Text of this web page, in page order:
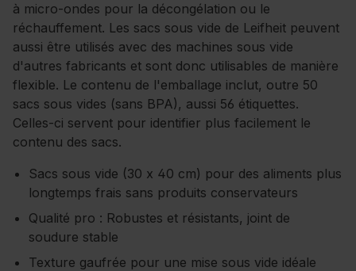
à micro-ondes pour la décongélation ou le
réchauffement. Les sacs sous vide de Leifheit peuvent
aussi être utilisés avec des machines sous vide
d'autres fabricants et sont donc utilisables de manière
flexible. Le contenu de l'emballage inclut, outre 50
sacs sous vides (sans BPA), aussi 56 étiquettes.
Celles-ci servent pour identifier plus facilement le
contenu des sacs.
Sacs sous vide (30 x 40 cm) pour des aliments plus
longtemps frais sans produits conservateurs
Qualité pro : Robustes et résistants, joint de
soudure stable
Texture gaufrée pour une mise sous vide idéale